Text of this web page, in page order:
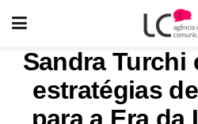
Sandra Turchi
estratégias